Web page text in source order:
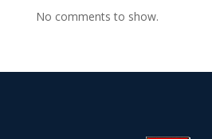
No comments to show.